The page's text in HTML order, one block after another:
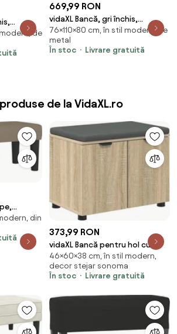
de
669,99 RON
vidaXL Bancă, gri închis,
110x76x80 cm, textil
76×110×80 cm, în stil modern, de
metal
În stoc
Livrare gratuită
de la VidaXL.ro
din
373,99 RON
vidaXL Bancă pentru hol cu
pernă cu raft Stejar Sonoma 60
x 38 x 46 cm
46×60×38 cm, în stil modern,
decor stejar sonoma
În stoc
Livrare gratuită